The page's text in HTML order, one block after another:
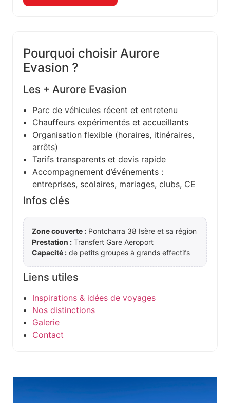
Pourquoi choisir Aurore
Evasion ?
Les + Aurore Evasion
Parc de véhicules récent et entretenu
Chauffeurs expérimentés et accueillants
Organisation flexible (horaires, itinéraires,
arrêts)
Tarifs transparents et devis rapide
Accompagnement d’événements :
entreprises, scolaires, mariages, clubs, CE
Infos clés
Zone couverte : Pontcharra 38 Isère et sa région
Prestation : Transfert Gare Aeroport
Capacité : de petits groupes à grands effectifs
Liens utiles
Inspirations & idées de voyages
Nos distinctions
Galerie
Contact